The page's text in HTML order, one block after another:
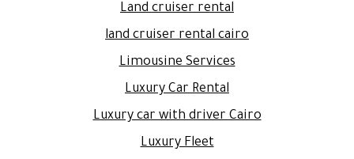
Land cruiser rental
land cruiser rental cairo
Limousine Services
Luxury Car Rental
Luxury car with driver Cairo
Luxury Fleet